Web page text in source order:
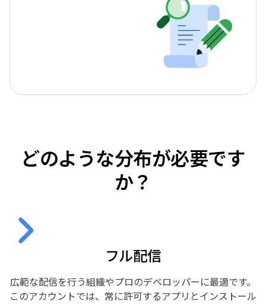
どのような分布が必要です
か？
フル配信
広範な配信を行う組織やプロのデベロッパーに最適です。
このアカウントでは、常に許可するアプリとインストール